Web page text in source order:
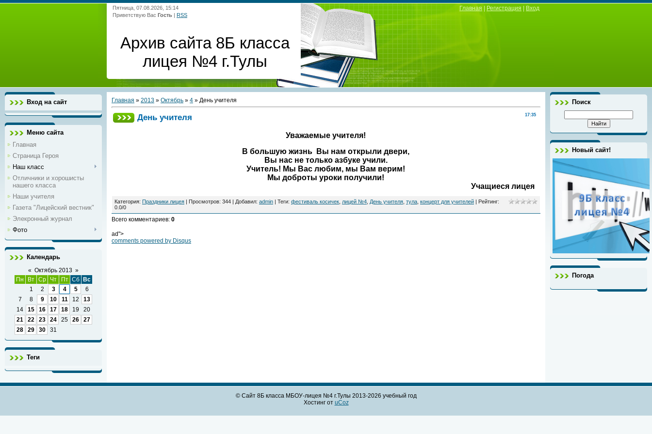
Пятница, 07.08.2026, 15:14
Приветствую Вас Гость | RSS
Архив сайта 8Б класса
лицея №4 г.Тулы
Главная Регистрация Вход
Вход на сайт
Меню сайта
Главная
Страница Героя
Наш класс
Отличники и хорошисты
нашего класса
Наши учителя
Газета "Лицейский вестник"
Элекронный журнал
Фото
Календарь
« Октябрь 2013 »
Пн
Вт Ср Чт Пт Сб
Вс
1
2 3 4 5
6
7
8 9 10 11 12
13
14
15 16 17 18 19
20
21
22 23 24 25 26
27
28
29 30 31
Теги
Главная » 2013 » Октябрь » 4 » День учителя
17:35
День учителя
Уважаемые учителя!
В большую жизнь Вы нам открыли двери,
Вы нас не только азбуке учили.
Учитель! Мы Вас любим, мы Вам верим!
Мы доброты уроки получили!
Учащиеся лицея
Категория: Праздники лицея | Просмотров: 344 | Добавил: admin | Теги: фестиваль косичек лицей №4 День учителя тула концерт для учителей | Рейтинг:
0.0/0
Всего комментариев: 0
ad">
comments powered by Disqus
Поиск
Новый сайт!
Погода
© Сайт 8Б класса МБОУ-лицея №4 г.Тулы 2013-2026 учебный год
Хостинг от uCoz